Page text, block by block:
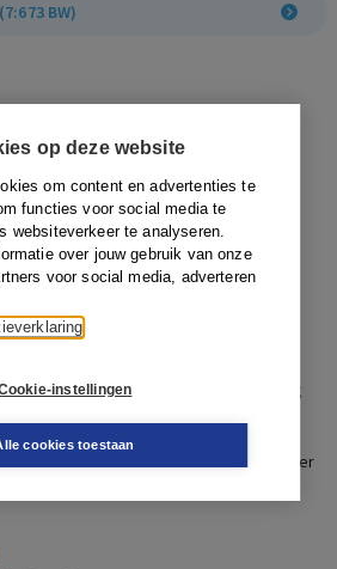
op deze website
om content en advertenties te
functies voor social media te
websiteverkeer te analyseren.
over jouw gebruik van onze
voor social media, adverteren
instellingen
cookies toestaan
BW)
Leeuwarden
2019
B.V./werknemer
0108
,6:43 lid 1 BW,6:38 BW
en L. Sandberg
van der Poel en H. Manuel
verwijtbaar handelen werkgever, lening
bijzondere omstandigheden,
transitievergoeding ,
, ontbindingsverzoek werkgever